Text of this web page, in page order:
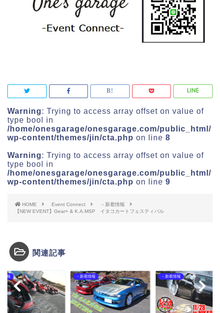
Warning: Trying to access array offset on value of
type bool in
/home/onesgarage/onesgarage.com/public_html/
wp-content/themes/jin/cta.php on line 8
Warning: Trying to access array offset on value of
type bool in
/home/onesgarage/onesgarage.com/public_html/
wp-content/themes/jin/cta.php on line 9
HOME Event Connect
－新着情報
【NEW EVENT】Gear+ & K.A.MSP イタコカートフェスティバル
関連記事
情報 －新着情報 －新着情報